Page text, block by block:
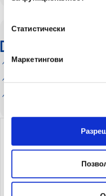
Статистически
Маркетингови
Dodatkowe zalety:
Elastyczność i kontrola;
Bezpłatna infolinia
Usługi wodociągowe i
materiały)